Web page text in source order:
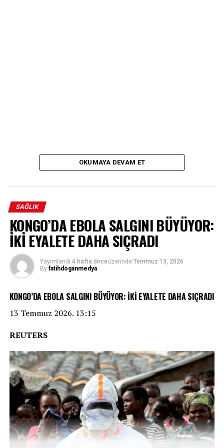
OKUMAYA DEVAM ET
SAĞLIK
KONGO’DA EBOLA SALGINI BÜYÜYOR:
İKİ EYALETE DAHA SIÇRADI
Yayımlandı 4 hafta önceüzerinde Temmuz 13, 2026
By fatihdoganmedya
KONGO’DA EBOLA SALGINI BÜYÜYOR: İKİ EYALETE DAHA SIÇRADI
13 Temmuz 2026. 13:15
REUTERS